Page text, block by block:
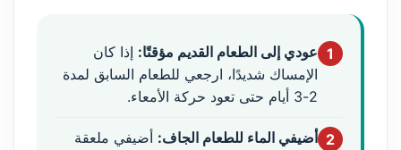
1 عودي إلى الطعام القديم مؤقتًا: إذا كان
الإمساك شديدًا، ارجعي للطعام السابق لمدة
2-3 أيام حتى تعود حركة الأمعاء.
2 أضيفي الماء للطعام الجاف: أضيفي ملعقة